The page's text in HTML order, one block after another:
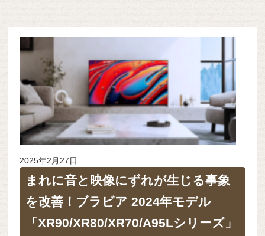
2025年2月27日
まれに音と映像にずれが生じる事象
を改善！ブラビア 2024年モデル
「XR90/XR80/XR70/A95Lシリーズ」